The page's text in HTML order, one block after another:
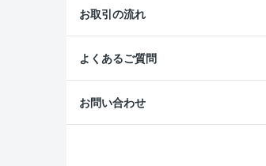
お取引の流れ
よくあるご質問
お問い合わせ